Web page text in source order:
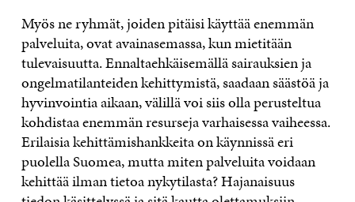
Myös ne ryhmät, joiden pitäisi käyttää enemmän
palveluita, ovat avainasemassa, kun mietitään
tulevaisuutta. Ennaltaehkäisemällä sairauksien ja
ongelmatilanteiden kehittymistä, saadaan säästöä ja
hyvinvointia aikaan, välillä voi siis olla perusteltua
kohdistaa enemmän resurseja varhaisessa vaiheessa.
Erilaisia kehittämishankkeita on käynnissä eri
puolella Suomea, mutta miten palveluita voidaan
kehittää ilman tietoa nykytilasta? Hajanaisuus